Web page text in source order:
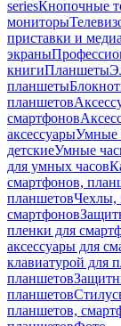
seriesКнопочные
мониторы
приставки и
экраны
книгиПланшеты
планшеты
планшетов
смартфонов
аксессуарыУмные
детскиеУмные
для умных часов
смартфонов,
планшетовЧехлы,
смартфонов
пленки для
аксессуары для
клавиатурой для
планшетов
планшетов
планшетов,